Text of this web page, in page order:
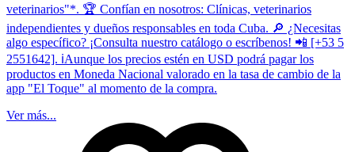
veterinarios"*. 🏆 Confían en nosotros: Clínicas, veterinarios
independientes y dueños responsables en toda Cuba. 🔎 ¿Necesitas
algo específico? ¡Consulta nuestro catálogo o escríbenos! 📲 [+53 5
2551642]. ℹ️Aunque los precios estén en USD podrá pagar los
productos en Moneda Nacional valorado en la tasa de cambio de la
app "El Toque" al momento de la compra.
Ver más...